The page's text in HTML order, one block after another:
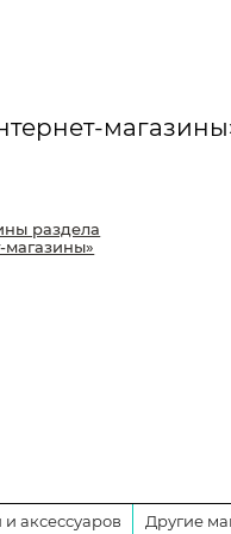
раздела
магазины»
аксессуаров Другие